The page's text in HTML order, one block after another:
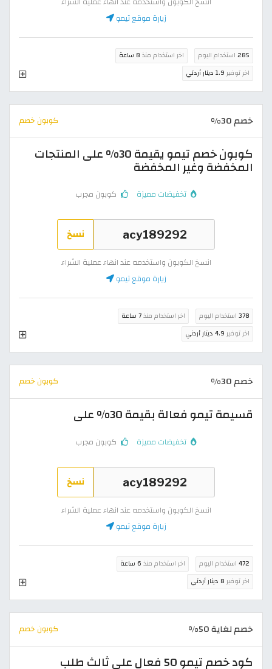
زيارة موقع تيمو
285 استخدام اليوم اخر استخدام منذ 8 ساعة
اخر توفير 1.9 دينار أردني
خصم 30% كوبون خصم
كوبون خصم تيمو يقيمة 30% على المنتجات
المخفضة وغير المخفضة
تخفيضات مميزة كوبون مجرب
نسخ
انسخ الكوبون واستخدمه عند انهاء عملية الشراء
زيارة موقع تيمو
378 استخدام اليوم اخر استخدام منذ7 ساعة
اخر توفير 4.9 دينار أردني
خصم 30% كوبون خصم
قسيمة تيمو فعالة بقيمة 30% على
تخفيضات مميزة كوبون مجرب
نسخ
انسخ الكوبون واستخدمه عند انهاء عملية الشراء
زيارة موقع تيمو
472 استخدام اليوم اخر استخدام منذ 6 ساعة
اخر توفير 8 دينار أردني
خصم لغاية 50% كوبون خصم
كود خصم تيمو 50 فعال على ثالث طلب